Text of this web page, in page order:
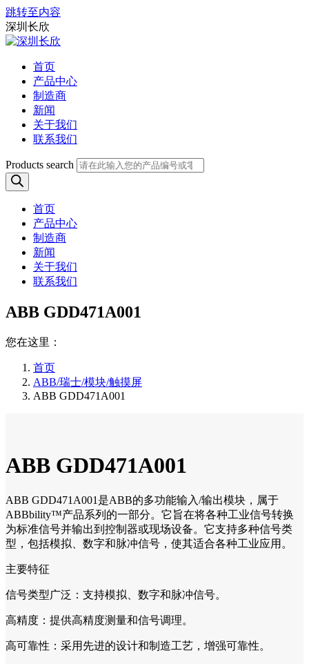
跳转至内容
深圳长欣
首页
产品中心
制造商
新闻
关于我们
联系我们
Products search
首页
产品中心
制造商
新闻
关于我们
联系我们
ABB GDD471A001
您在这里：
首页
ABB/瑞士/模块/触摸屏
ABB GDD471A001
ABB GDD471A001
ABB GDD471A001是ABB的多功能输入/输出模块，属于
ABBbility™产品系列的一部分。它旨在将各种工业信号转换
为标准信号并输出到控制器或现场设备。它支持多种信号类
型，包括模拟、数字和脉冲信号，使其适合各种工业应用。
主要特征
信号类型广泛：支持模拟、数字和脉冲信号。
高精度：提供高精度测量和信号调理。
高可靠性：采用先进的设计和制造工艺，增强可靠性。